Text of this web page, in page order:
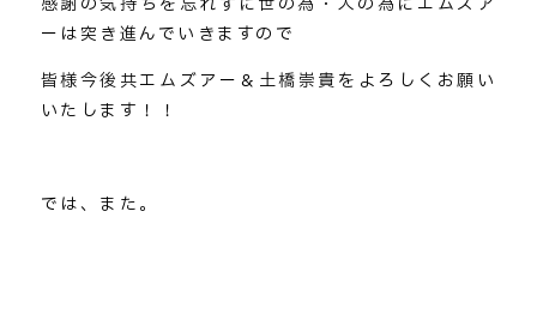
ーは突き進んでいきますので
皆様今後共エムズアー＆土橋崇貴をよろしくお願い
いたします！！
では、また。